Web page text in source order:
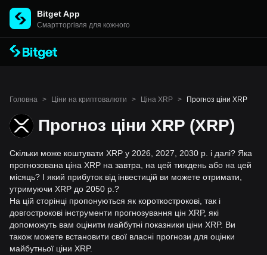
Bitget App
Cмартторгівля для кожного
Головна > Ціни на криптовалюти > Ціна XRP > Прогноз ціни XRP
Прогноз ціни XRP (XRP)
Скільки може коштувати XRP у 2026, 2027, 2030 р. і далі? Яка
прогнозована ціна XRP на завтра, на цей тиждень або на цей
місяць? І який прибуток від інвестицій ви можете отримати,
утримуючи XRP до 2050 р.?
На цій сторінці пропонуються як короткострокові, так і
довгострокові інструменти прогнозування цін XRP, які
допоможуть вам оцінити майбутні показники ціни XRP. Ви
також можете встановити свої власні прогнози для оцінки
майбутньої ціни XRP.